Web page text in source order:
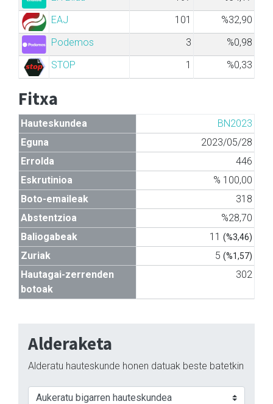
EAJ
101
%32,90
Podemos
3
%0,98
STOP
1 %0,33
Fitxa
Hauteskundea
BN2023
Eguna
2023/05/28
Errolda
446
Eskrutinioa
% 100,00
Boto-emaileak
318
Abstentzioa
%28,70
Baliogabeak
11 (%3,46)
Zuriak 5 (%1,57)
Hautagai-zerrenden
botoak
302
Alderaketa
Alderatu hauteskunde honen datuak beste batetkin